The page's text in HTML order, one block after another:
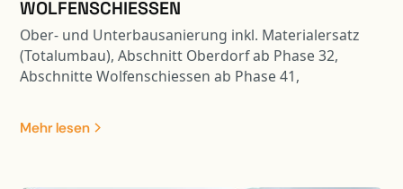
WOLFENSCHIESSEN
Ober- und Unterbausanierung inkl. Materialersatz
(Totalumbau), Abschnitt Oberdorf ab Phase 32,
Abschnitte Wolfenschiessen ab Phase 41,
Oberbausanierung inkl. Materialersatz - Sperrschicht
mit AC Rail 16 - Neue Gleisentwässerungen Typ 3b,
Mehr lesen